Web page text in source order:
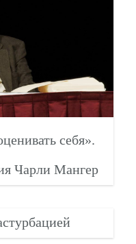
себя».
Чарли Мангер